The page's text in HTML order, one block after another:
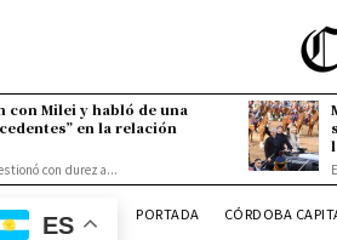
con Milei y habló de una
en la relación
con dureza...
ES PORTADA CÓRDOBA